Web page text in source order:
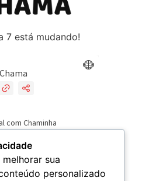
7 está mudando!
sua
personalizado